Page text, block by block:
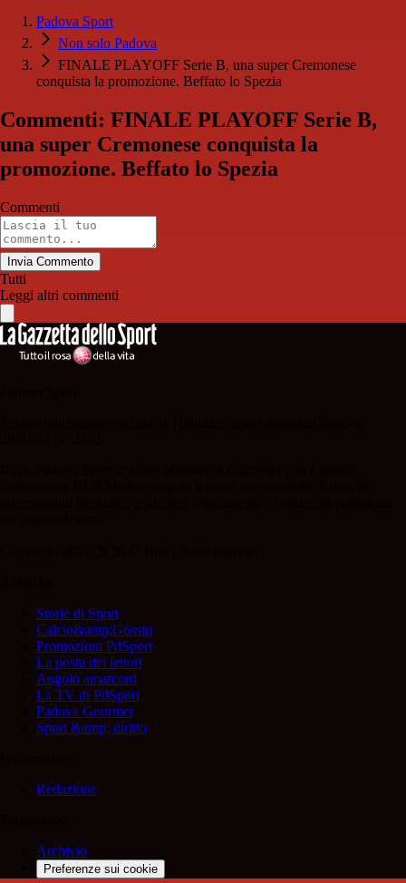
Padova Sport
Non solo Padova
FINALE PLAYOFF Serie B, una super Cremonese
conquista la promozione. Beffato lo Spezia
Commenti: FINALE PLAYOFF Serie B,
una super Cremonese conquista la
promozione. Beffato lo Spezia
Commenti
Invia Commento
Tutti
Leggi altri commenti
Storie di Sport
Calcio&amp;Gossip
Promozioni PdSport
La posta dei lettori
Angolo amarcord
La TV di PdSport
Padova Gourmet
Sport &amp; diritto
Redazione
Archivio
Preferenze sui cookie